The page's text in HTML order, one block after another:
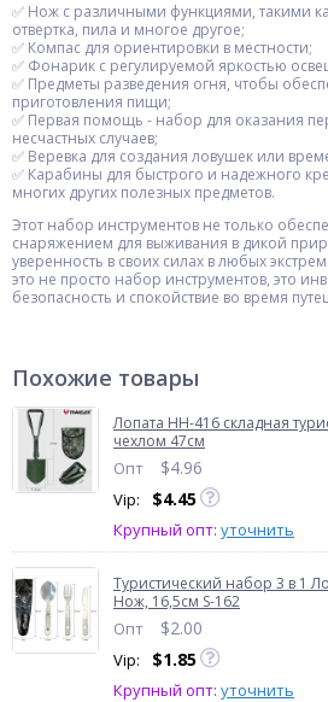
✅ Нож с различными функциями, такими
отвертка, пила и многое другое;
✅ Компас для ориентировки в местности;
✅ Фонарик с регулируемой яркостью
✅ Предметы разведения огня, чтобы
приготовления пищи;
✅ Первая помощь - набор для оказания
несчастных случаев;
✅ Веревка для создания ловушек или
✅ Карабины для быстрого и надежного
многих других полезных предметов.
Этот набор инструментов не только
снаряжением для выживания в дикой
уверенность в своих силах в любых
это не просто набор инструментов, это
безопасность и спокойствие во время
Похожие товары
Лопата HH-416 складная
чехлом 47см
Опт $4.96
Vip: $4.45
Крупный опт: уточнить
Туристический набор 3 в 1
Нож, 16,5см S-162
Опт $2.00
Vip: $1.85
Крупный опт: уточнить